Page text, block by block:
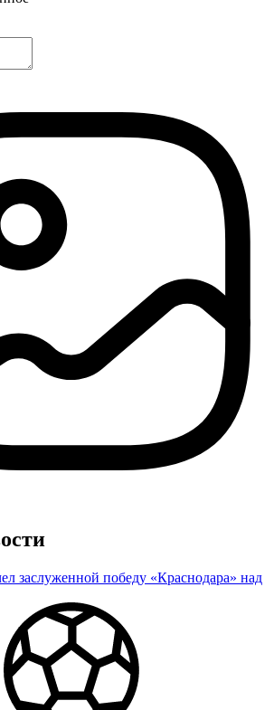
заслуженной победу «Краснодара» над